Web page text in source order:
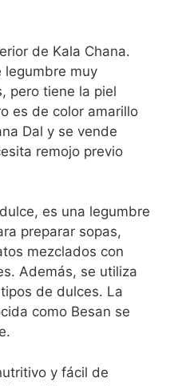
de Kala Chana.
legumbre muy
pero tiene la piel
es de color amarillo
Dal y se vende
remojo previo
es una legumbre
preparar sopas,
mezclados con
Además, se utiliza
de dulces. La
como Besan se
y fácil de